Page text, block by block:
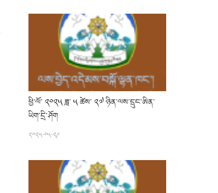
ཕྱི་ལོ་ ༢༠༢༥ ཟླ་ ༥ ཚེས་ ༢༧ ཉིན་ལས་དྲུང་ཨིན་
ཡིག་དྲི་ཤོག
༢༠༢༥-༠༥-༢༩